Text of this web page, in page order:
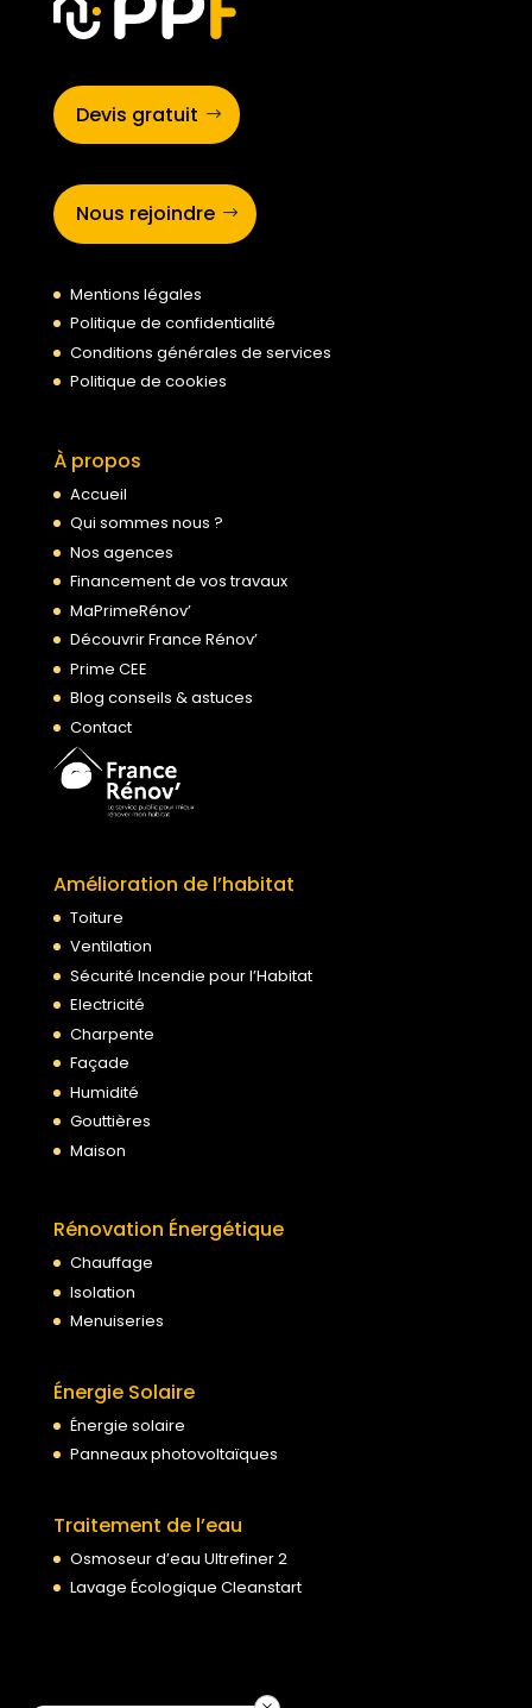
Devis gratuit
Nous rejoindre
Mentions légales
Politique de confidentialité
Conditions générales de services
Politique de cookies
À propos
Accueil
Qui sommes nous ?
Nos agences
Financement de vos travaux
MaPrimeRénov’
Découvrir France Rénov’
Prime CEE
Blog conseils & astuces
Contact
Amélioration de l’habitat
Toiture
Ventilation
Sécurité Incendie pour l’Habitat
Electricité
Charpente
Façade
Humidité
Gouttières
Maison
Rénovation Énergétique
Chauffage
Isolation
Menuiseries
Énergie Solaire
Énergie solaire
Panneaux photovoltaïques
Traitement de l’eau
Osmoseur d’eau Ultrefiner 2
Lavage Écologique Cleanstart